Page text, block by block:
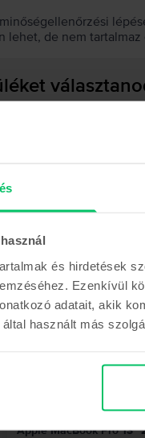
és hirdetések
Ezenkívül
adatait, akik
használt más
lehet, de nem
akkumulátor?
Apple MacBook Pro 13″